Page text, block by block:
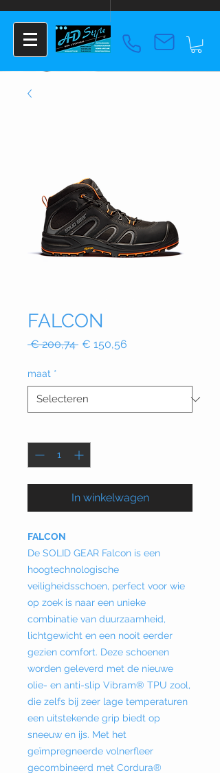
FALCON
€ 200,74 Normale
€ 150,56
maat *
In winkelwagen
FALCON
De SOLID GEAR Falcon is een
hoogtechnologische
veiligheidsschoen, perfect voor wie
op zoek is naar een unieke
combinatie van duurzaamheid,
lichtgewicht en een nooit eerder
gezien comfort. Deze schoenen
worden geleverd met de nieuwe
olie- en anti-slip Vibram® TPU zool,
die zelfs bij zeer lage temperaturen
een uitstekende grip biedt op
sneeuw en ijs. Met het
geïmpregneerde volnerfleer
gecombineerd met Cordura®